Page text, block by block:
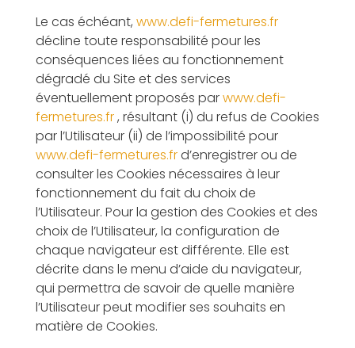
Le cas échéant, www.defi-fermetures.fr
décline toute responsabilité pour les
conséquences liées au fonctionnement
dégradé du Site et des services
éventuellement proposés parwww.defi-
fermetures.fr, résultant (i) du refus de Cookies
par l’Utilisateur (ii) de l’impossibilité pour
www.defi-fermetures.frd’enregistrer ou de
consulter les Cookies nécessaires à leur
fonctionnement du fait du choix de
l’Utilisateur. Pour la gestion des Cookies et des
choix de l’Utilisateur, la configuration de
chaque navigateur est différente. Elle est
décrite dans le menu d’aide du navigateur,
qui permettra de savoir de quelle manière
l’Utilisateur peut modifier ses souhaits en
matière de Cookies.